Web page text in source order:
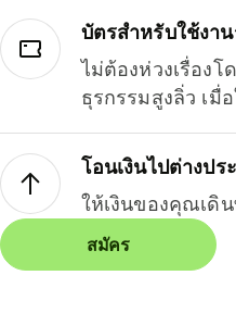
บัตรสำหรับใช้งา
ไม่ต้องห่วงเรื่อง
ธุรกรรมสูงลิ่ว เมื่
โอนเงินไปต่างป
ให้เงินของคุณเดิ
สมัคร